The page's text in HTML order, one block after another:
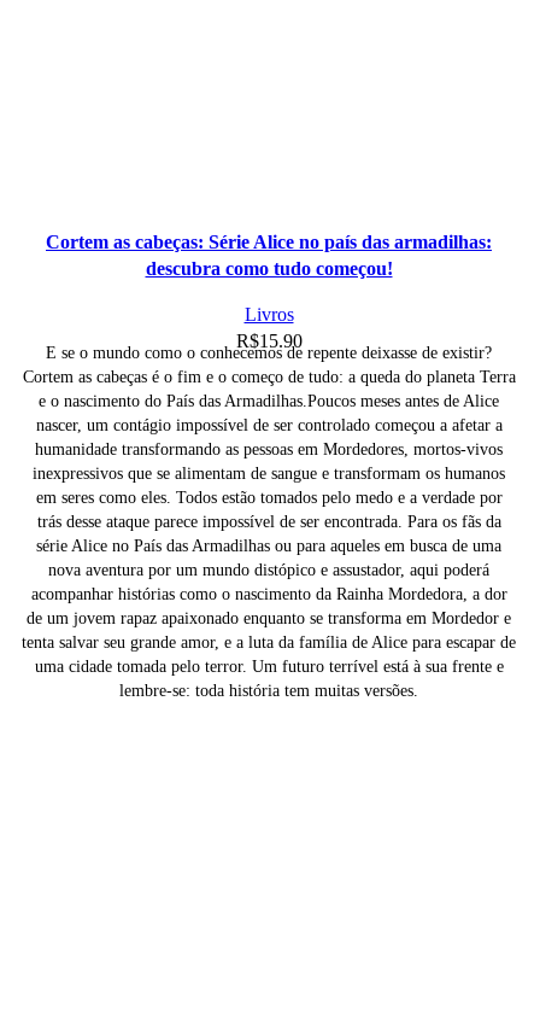
Cortem as cabeças: Série Alice no país das armadilhas:
descubra como tudo começou!
Livros
R$15.90
E se o mundo como o conhecemos de repente deixasse de existir?
Cortem as cabeças é o fim e o começo de tudo: a queda do planeta Terra
e o nascimento do País das Armadilhas.Poucos meses antes de Alice
nascer, um contágio impossível de ser controlado começou a afetar a
humanidade transformando as pessoas em Mordedores, mortos-vivos
inexpressivos que se alimentam de sangue e transformam os humanos
em seres como eles. Todos estão tomados pelo medo e a verdade por
trás desse ataque parece impossível de ser encontrada. Para os fãs da
série Alice no País das Armadilhas ou para aqueles em busca de uma
nova aventura por um mundo distópico e assustador, aqui poderá
acompanhar histórias como o nascimento da Rainha Mordedora, a dor
de um jovem rapaz apaixonado enquanto se transforma em Mordedor e
tenta salvar seu grande amor, e a luta da família de Alice para escapar de
uma cidade tomada pelo terror. Um futuro terrível está à sua frente e
lembre-se: toda história tem muitas versões.